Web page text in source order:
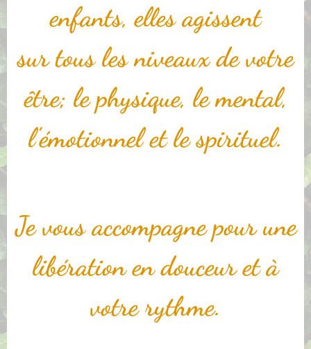
enfants, elles agissent
sur tous les niveaux de votre
être; le physique, le mental,
l’émotionnel et le spirituel.
Je vous accompagne pour une
libération en douceur et à
votre rythme.